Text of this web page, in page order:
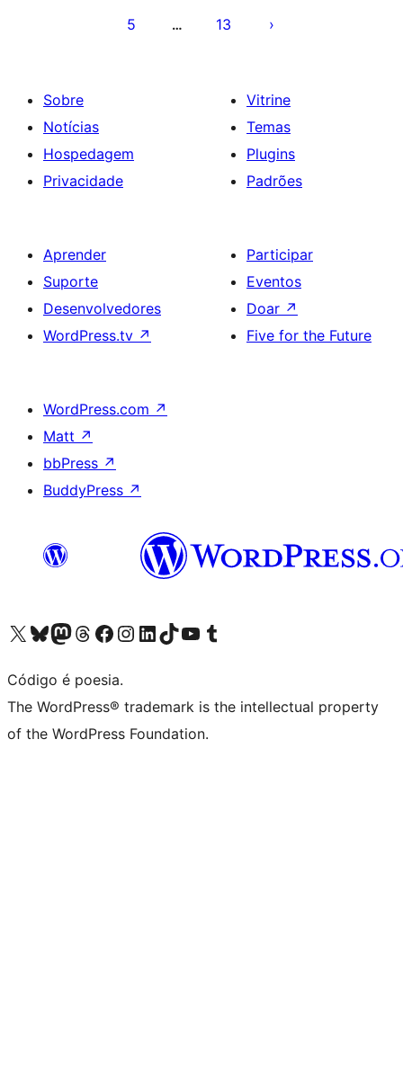
5 … 13
Sobre
Notícias
Hospedagem
Privacidade
Vitrine
Temas
Plugins
Padrões
Aprender
Suporte
Desenvolvedores
WordPress.tv ↗
Participar
Eventos
Doar ↗
Five for the Future
WordPress.com ↗
Matt ↗
bbPress ↗
BuddyPress ↗
Acessar nossa conta do X (antigo Twitter)
Acessar nossa conta do Bluesky
Acessar nossa conta do Mastodon
Acessar nossa conta do Threads
Acessar nossa página do Facebook
Acessar nossa conta do Instagram
Acessar nossa conta do LinkedIn
Acessar nossa conta do TikTok
Acessar nosso canal do YouTube
Acessar nossa conta no Tumblr
Código é poesia.
The WordPress® trademark is the intellectual property
of the WordPress Foundation.